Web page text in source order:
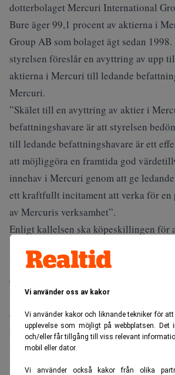
Vi använder oss av kakor
Vi använder kakor och liknande tekniker för
upplevelse som möjligt på webbplatsen. Det
och/eller får tillgång till viss relevant
mobil eller dator.
Vi använder också kakor från olika
dotterbolaget Mercuri International
Bure äger 99,1 procent av aktierna i
Group AB som bolaget ägt sedan
styrelsen föreslår en avyttring av upp
aktierna i Mercuri till ledande
Mercuri.
”Skälet till en avyttring av aktier i
befattningshavare är att styrelsen
till ledande befattningshavare är ett
att möjliggöra en framtida god
innehav i Mercuri genom att ge
ett kraftfullt incitament att verka för
av Mercuris verksamhet”.
Enligt kallelsen ska köpeskillingen för
uppgå till bokfört värde på aktierna i
2018 omvärderades innehavet i
en reversering av tidigare
kronor. Aktierna är bokförda till 105
den 31 december 2018.
Mercuri International är Europas
utbildningsföretag inom försäljning och
verksamhet i alla världsdelar. Mercuri-